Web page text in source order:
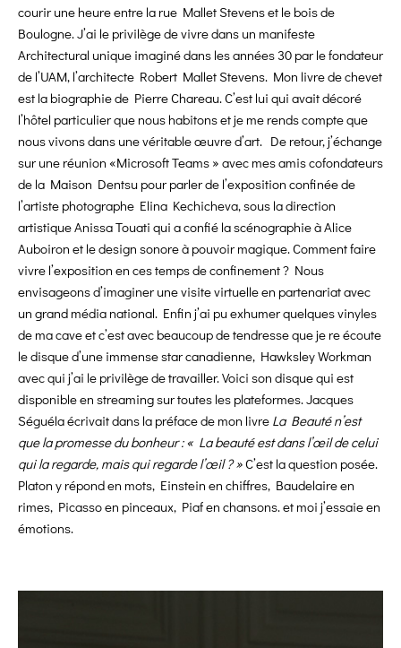
courir une heure entre la rue Mallet Stevens et le bois de
Boulogne. J’ai le privilège de vivre dans un manifeste
Architectural unique imaginé dans les années 30 par le fondateur
de l’UAM, l’architecte Robert Mallet Stevens. Mon livre de chevet
est la biographie de Pierre Chareau. C’est lui qui avait décoré
l’hôtel particulier que nous habitons et je me rends compte que
nous vivons dans une véritable œuvre d’art. De retour, j’échange
sur une réunion «Microsoft Teams » avec mes amis cofondateurs
de la Maison Dentsu pour parler de l’exposition confinée de
l’artiste photographe Elina Kechicheva, sous la direction
artistique Anissa Touati qui a confié la scénographie à Alice
Auboiron et le design sonore à pouvoir magique. Comment faire
vivre l’exposition en ces temps de confinement ? Nous
envisageons d’imaginer une visite virtuelle en partenariat avec
un grand média national. Enfin j’ai pu exhumer quelques vinyles
de ma cave et c’est avec beaucoup de tendresse que je re écoute
le disque d’une immense star canadienne, Hawksley Workman
avec qui j’ai le privilège de travailler. Voici son disque qui est
disponible en streaming sur toutes les plateformes. Jacques
Séguéla écrivait dans la préface de mon livre La Beauté n’est
que la promesse du bonheur : « La beauté est dans l’œil de celui
qui la regarde, mais qui regarde l’œil ? »C’est la question posée.
Platon y répond en mots, Einstein en chiffres, Baudelaire en
rimes, Picasso en pinceaux, Piaf en chansons. et moi j’essaie en
émotions.